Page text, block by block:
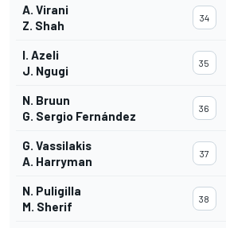
A. Virani
Z. Shah
34
I. Azeli
J. Ngugi
35
N. Bruun
G. Sergio Fernández
36
G. Vassilakis
A. Harryman
37
N. Puligilla
M. Sherif
38